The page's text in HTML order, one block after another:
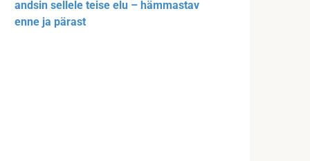
andsin sellele teise elu – hämmastav
enne ja pärast